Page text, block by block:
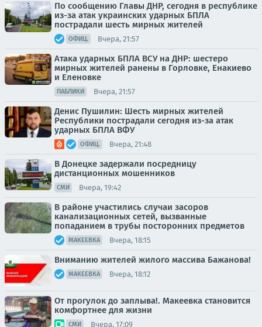
По сообщению Главы ДНР, сегодня в республике
из-за атак украинских ударных БПЛА
пострадали шесть мирных жителей
ОФИЦ. Вчера, 21:57
Атака ударных БПЛА ВСУ на ДНР: шестеро
мирных жителей ранены в Горловке, Енакиево
и Еленовке
ПАБЛИКИ Вчера, 21:57
Денис Пушилин: Шесть мирных жителей
Республики пострадали сегодня из-за атак
ударных БПЛА ВФУ
ОФИЦ. Вчера, 21:48
В Донецке задержали посредницу
дистанционных мошенников
СМИ Вчера, 19:42
В районе участились случаи засоров
канализационных сетей, вызванные
попаданием в трубы посторонних предметов
МАКЕЕВКА Вчера, 18:15
Вниманию жителей жилого массива Бажанова!
МАКЕЕВКА Вчера, 18:12
От прогулок до заплыва!. Макеевка становится
комфортнее для жизни
СМИ Вчера, 17:09